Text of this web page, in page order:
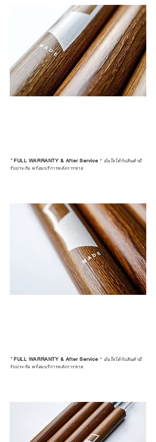
*FULL WARRANTY & After Service * มั่นใจได้กับสินค้ามี
รับประกัน พร้อมบริการหลังการขาย
*FULL WARRANTY & After Service * มั่นใจได้กับสินค้ามี
รับประกัน พร้อมบริการหลังการขาย